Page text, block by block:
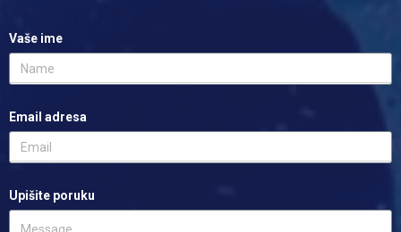
Vaše ime
Email adresa
Upišite poruku